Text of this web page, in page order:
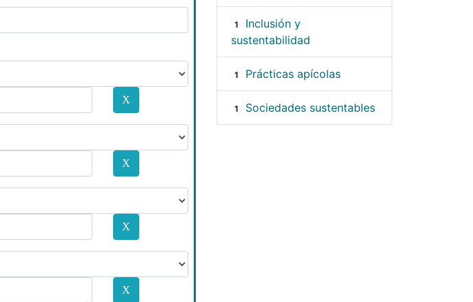
1
Inclusión y
sustentabilidad
1 Prácticas apícolas
1 Sociedades sustentables